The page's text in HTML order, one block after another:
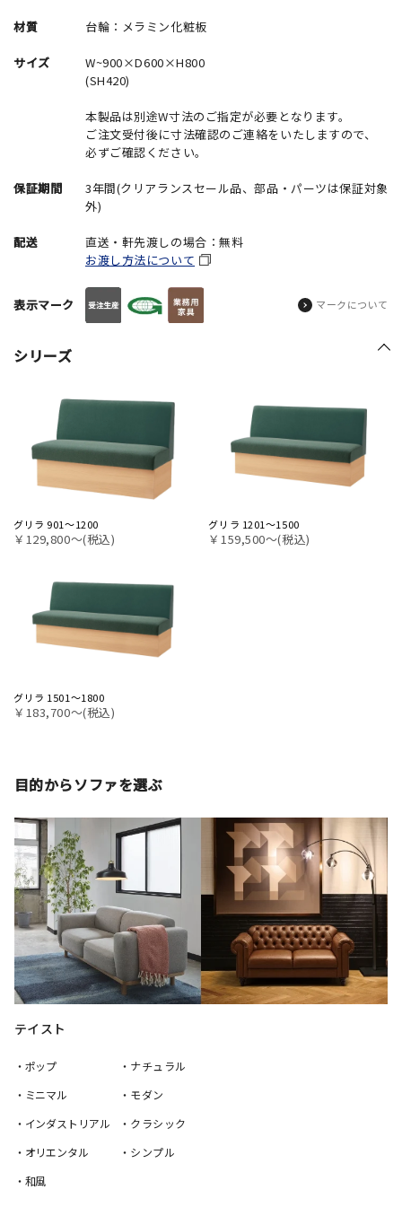
材質 台輪：メラミン化粧板
サイズ
W~900×D600×H800
(SH420)
本製品は別途W寸法のご指定が必要となります。
ご注文受付後に寸法確認のご連絡をいたしますので、
必ずご確認ください。
保証期間
3年間(クリアランスセール品、部品・パーツは保証対象
外)
配送
直送・軒先渡しの場合：無料
お渡し方法について
表示マーク マークについて
シリーズ
グリラ 901～1200
￥129,800〜(税込)
グリラ 1201～1500
￥159,500〜(税込)
グリラ 1501～1800
￥183,700〜(税込)
目的からソファを選ぶ
テイスト
・ポップ
・ミニマル
・インダストリアル
・オリエンタル
・和風
・ナチュラル
・モダン
・クラシック
・シンプル